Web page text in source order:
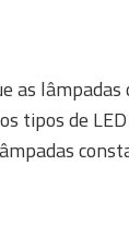
as lâmpadas
tipos de